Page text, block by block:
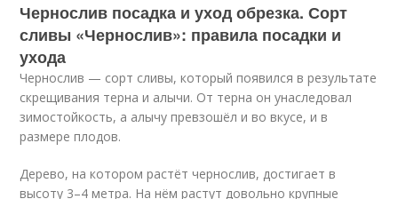
Чернослив посадка и уход обрезка. Сорт
сливы «Чернослив»: правила посадки и
ухода
Чернослив — сорт сливы, который появился в результате
скрещивания терна и алычи. От терна он унаследовал
зимостойкость, а алычу превзошёл и во вкусе, и в
размере плодов.
Дерево, на котором растёт чернослив, достигает в
высоту 3–4 метра. На нём растут довольно крупные